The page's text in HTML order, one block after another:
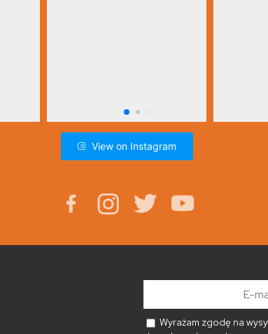
View on Instagram
Wyrażam zgodę na